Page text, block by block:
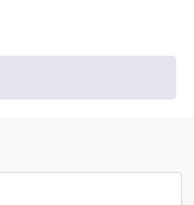
Chất liệu này
mà còn mang lại sự